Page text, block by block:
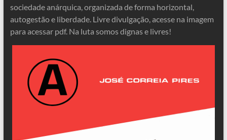
sociedade anárquica, organizada de forma horizontal,
autogestão e liberdade. Livre divulgação, acesse na imagem
para acessar pdf. Na luta somos dignas e livres!